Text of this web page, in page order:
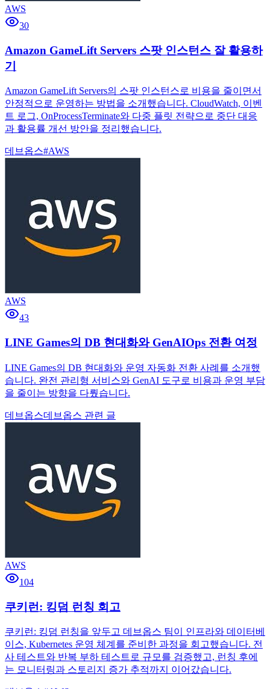
AWS
30
Amazon GameLift Servers 스팟 인스턴스 잘 활용하
기
Amazon GameLift Servers의 스팟 인스턴스로 비용을 줄이면서
안정적으로 운영하는 방법을 소개했습니다. CloudWatch, 이벤
트 로그, OnProcessTerminate와 다중 플릿 전략으로 중단 대응
과 활용률 개선 방안을 정리했습니다.
데브옵스#AWS
AWS
43
LINE Games의 DB 현대화와 GenAIOps 전환 여정
LINE Games의 DB 현대화와 운영 자동화 전환 사례를 소개했
습니다. 완전 관리형 서비스와 GenAI 도구로 비용과 운영 부담
을 줄이는 방향을 다뤘습니다.
데브옵스데브옵스 관련 글
AWS
104
쿠키런: 킹덤 런칭 회고
쿠키런: 킹덤 런칭을 앞두고 데브옵스 팀이 인프라와 데이터베
이스, Kubernetes 운영 체계를 준비한 과정을 회고했습니다. 전
사 테스트와 반복 부하 테스트로 규모를 검증했고, 런칭 후에
는 모니터링과 스토리지 증가 추적까지 이어갔습니다.